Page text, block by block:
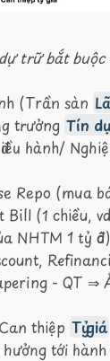
trữ bắt buộc
(Trần sàn
trưởng Tín
điều hành/
Repo (mua
(1 chiều,
NHTM 1 tỷ đô)
- QT ⇒
Can thiệp Tỷ giá
tới